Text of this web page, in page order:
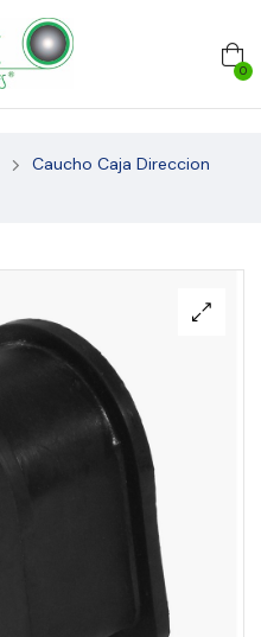
0
Caucho Caja Direccion